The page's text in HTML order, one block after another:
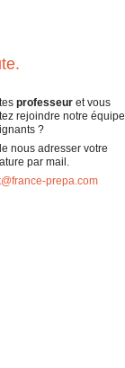
professeur et vous
rejoindre notre équipe
?
nous adresser votre
par mail.
prepa.com